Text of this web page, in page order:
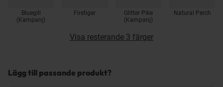
Bluegill
(Kampanj)
Firetiger
Glitter Pike
(Kampanj)
Natural Perch
Visa resterande 3 färger
Lägg till passande produkt?